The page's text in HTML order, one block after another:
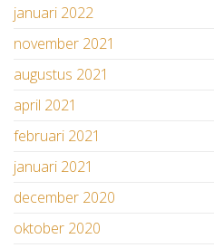
januari 2022
november 2021
augustus 2021
april 2021
februari 2021
januari 2021
december 2020
oktober 2020